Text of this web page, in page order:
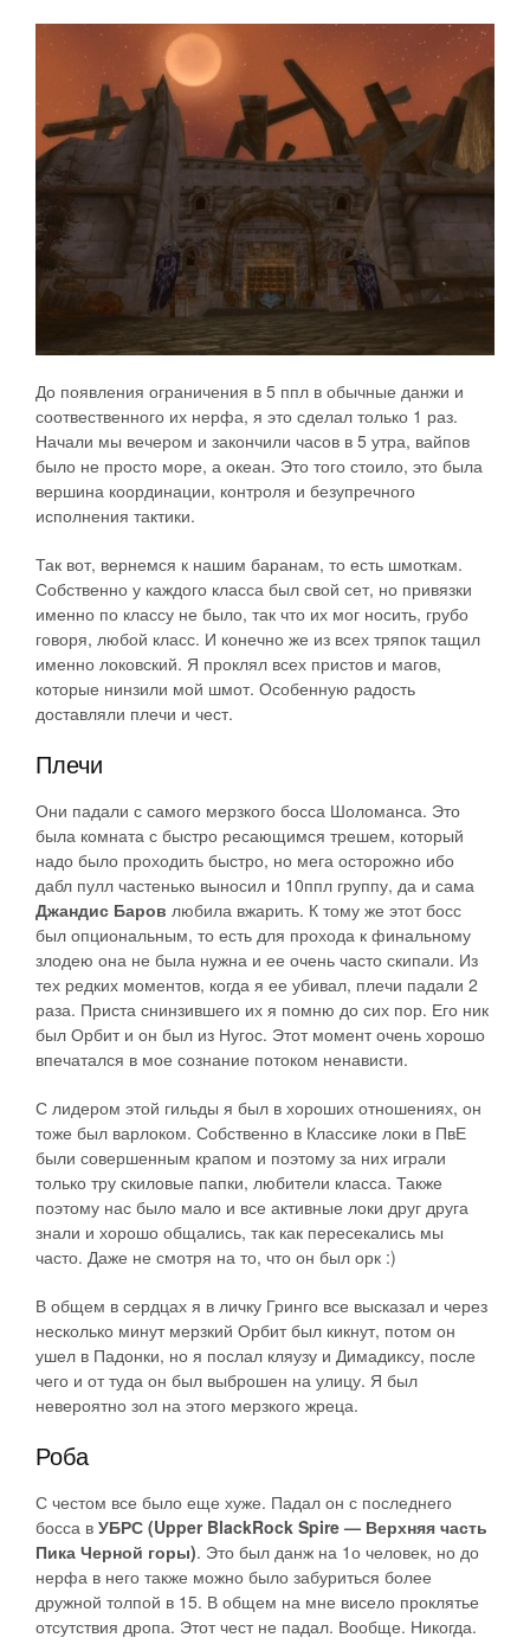
До появления ограничения в 5 ппл в обычные данжи и
соотвественного их нерфа, я это сделал только 1 раз.
Начали мы вечером и закончили часов в 5 утра, вайпов
было не просто море, а океан. Это того стоило, это была
вершина координации, контроля и безупречного
исполнения тактики.
Так вот, вернемся к нашим баранам, то есть шмоткам.
Собственно у каждого класса был свой сет, но привязки
именно по классу не было, так что их мог носить, грубо
говоря, любой класс. И конечно же из всех тряпок тащил
именно локовский. Я проклял всех пристов и магов,
которые нинзили мой шмот. Особенную радость
доставляли плечи и чест.
Плечи
Они падали с самого мерзкого босса Шоломанса. Это
была комната с быстро ресающимся трешем, который
надо было проходить быстро, но мега осторожно ибо
дабл пулл частенько выносил и 10ппл группу, да и сама
Джандис Баров любила вжарить. К тому же этот босс
был опциональным, то есть для прохода к финальному
злодею она не была нужна и ее очень часто скипали. Из
тех редких моментов, когда я ее убивал, плечи падали 2
раза. Приста снинзившего их я помню до сих пор. Его ник
был Орбит и он был из Нугос. Этот момент очень хорошо
впечатался в мое сознание потоком ненависти.
С лидером этой гильды я был в хороших отношениях, он
тоже был варлоком. Собственно в Классике локи в ПвЕ
были совершенным крапом и поэтому за них играли
только тру скиловые папки, любители класса. Также
поэтому нас было мало и все активные локи друг друга
знали и хорошо общались, так как пересекались мы
часто. Даже не смотря на то, что он был орк :)
В общем в сердцах я в личку Гринго все высказал и через
несколько минут мерзкий Орбит был кикнут, потом он
ушел в Падонки, но я послал кляузу и Димадиксу, после
чего и от туда он был выброшен на улицу. Я был
невероятно зол на этого мерзкого жреца.
Роба
С честом все было еще хуже. Падал он с последнего
босса в УБРС (Upper BlackRock Spire — Верхняя часть
Пика Черной горы). Это был данж на 1о человек, но до
нерфа в него также можно было забуриться более
дружной толпой в 15. В общем на мне висело проклятье
отсутствия дропа. Этот чест не падал. Вообще. Никогда.